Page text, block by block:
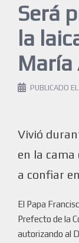
Será
la
María
PUBLICADO EL
Vivió
en la
a confiar
El Papa
Prefecto de la
autorizando al